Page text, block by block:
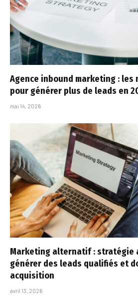
Agence inbound marketing : les
pour générer plus de leads en
mai 14, 2026
Marketing alternatif : stratégie
générer des leads qualifiés et
acquisition
avril 13, 2026